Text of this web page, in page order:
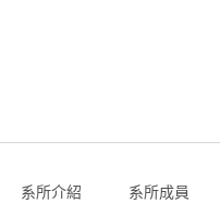
系所介紹 系所成員